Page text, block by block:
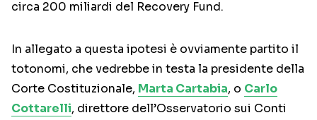
circa 200 miliardi del Recovery Fund.
In allegato a questa ipotesi è ovviamente partito il
totonomi, che vedrebbe in testa la presidente della
Corte Costituzionale, Marta Cartabia, o Carlo
Cottarelli, direttore dell’Osservatorio sui Conti